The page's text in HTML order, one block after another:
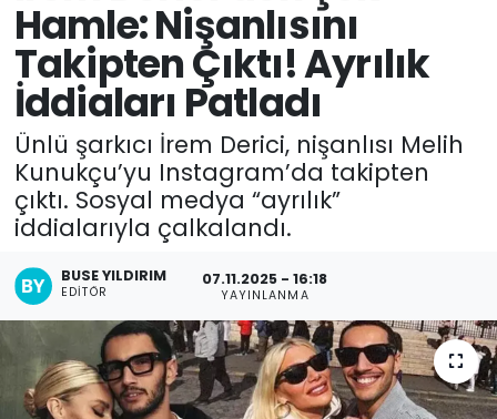
Hamle: Nişanlısını
Takipten Çıktı! Ayrılık
İddiaları Patladı
Ünlü şarkıcı İrem Derici, nişanlısı Melih
Kunukçu’yu Instagram’da takipten
çıktı. Sosyal medya “ayrılık”
iddialarıyla çalkalandı.
BUSE YILDIRIM
EDITÖR
07.11.2025 - 16:18
YAYINLANMA
GÜNCEL
SİYASET
EĞİTİM
MAGAZİN
SAĞLIK
SPOR
11:11 MANŞET
Süper Lig Puan Durumu ve Fikstür
Tüm Manşetler
Son Dakika Haberleri
Haber Arşivi